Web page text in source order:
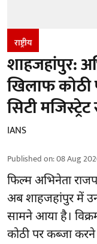
राष्ट्रीय
शाहजहांपुर:
खिलाफ
सिटी
IANS
Published on:08 Aug
फिल्म अभिनेता
अब शाहजहांपुर में
सामने आया है।
कोठी पर कब्जा